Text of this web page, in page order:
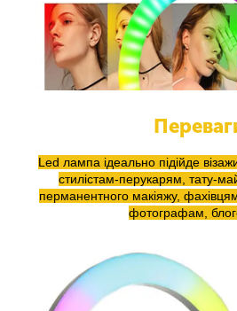
Led лампа ідеально підійде
стилістам-перукарям, тату-
перманентного макіяжу,
фотографам,